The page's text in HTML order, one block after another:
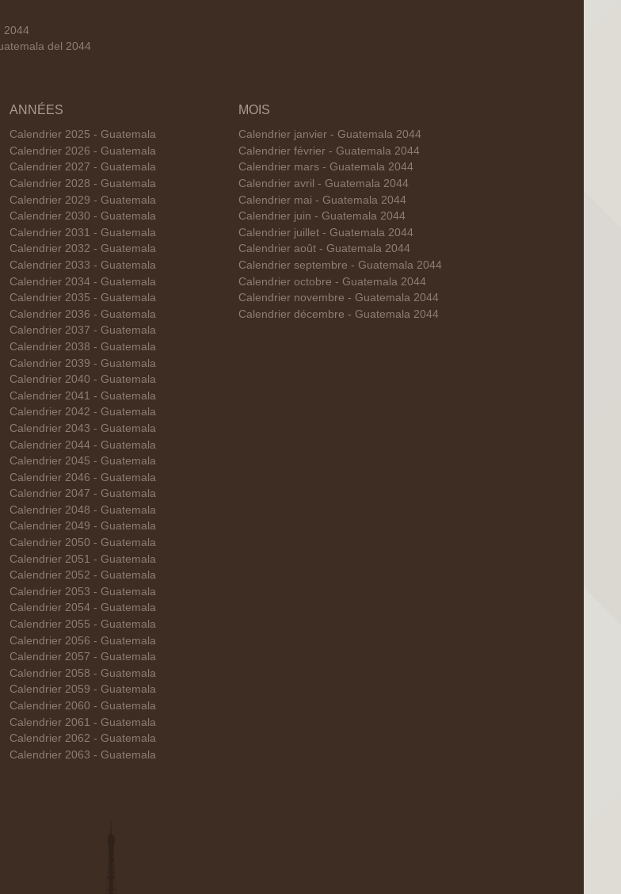
2044
del 2044
ANNÉES
Calendrier 2025 - Guatemala
Calendrier 2026 - Guatemala
Calendrier 2027 - Guatemala
Calendrier 2028 - Guatemala
Calendrier 2029 - Guatemala
Calendrier 2030 - Guatemala
Calendrier 2031 - Guatemala
Calendrier 2032 - Guatemala
Calendrier 2033 - Guatemala
Calendrier 2034 - Guatemala
Calendrier 2035 - Guatemala
Calendrier 2036 - Guatemala
Calendrier 2037 - Guatemala
Calendrier 2038 - Guatemala
Calendrier 2039 - Guatemala
Calendrier 2040 - Guatemala
Calendrier 2041 - Guatemala
Calendrier 2042 - Guatemala
Calendrier 2043 - Guatemala
Calendrier 2044 - Guatemala
Calendrier 2045 - Guatemala
Calendrier 2046 - Guatemala
Calendrier 2047 - Guatemala
Calendrier 2048 - Guatemala
Calendrier 2049 - Guatemala
Calendrier 2050 - Guatemala
Calendrier 2051 - Guatemala
Calendrier 2052 - Guatemala
Calendrier 2053 - Guatemala
Calendrier 2054 - Guatemala
Calendrier 2055 - Guatemala
Calendrier 2056 - Guatemala
Calendrier 2057 - Guatemala
Calendrier 2058 - Guatemala
Calendrier 2059 - Guatemala
Calendrier 2060 - Guatemala
Calendrier 2061 - Guatemala
Calendrier 2062 - Guatemala
Calendrier 2063 - Guatemala
MOIS
Calendrier janvier - Guatemala 2044
Calendrier février - Guatemala 2044
Calendrier mars - Guatemala 2044
Calendrier avril - Guatemala 2044
Calendrier mai - Guatemala 2044
Calendrier juin - Guatemala 2044
Calendrier juillet - Guatemala 2044
Calendrier août - Guatemala 2044
Calendrier septembre - Guatemala 2044
Calendrier octobre - Guatemala 2044
Calendrier novembre - Guatemala 2044
Calendrier décembre - Guatemala 2044